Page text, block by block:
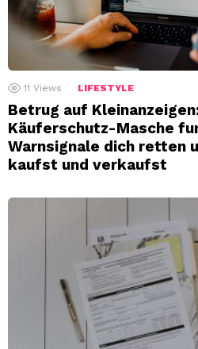
11 Views LIFESTYLE
Betrug auf
Käuferschutz-Masche
Warnsignale dich retten
kaufst und verkaufst